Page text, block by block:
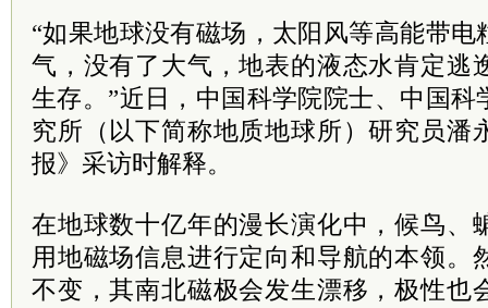
“如果地球没有磁场，太阳风等高能带
气，没有了大气，地表的液态水肯定逃
生存。”近日，中国科学院院士、中国
究所（以下简称地质地球所）研究员潘
报》采访时解释。
在地球数十亿年的漫长演化中，候鸟、
用地磁场信息进行定向和导航的本领。
不变，其南北磁极会发生漂移，极性也